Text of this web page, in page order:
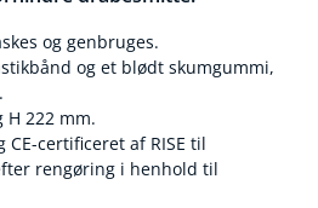
og genbruges.
og et blødt skumgummi,
H 222 mm.
certificeret af RISE til
rengøring i henhold til